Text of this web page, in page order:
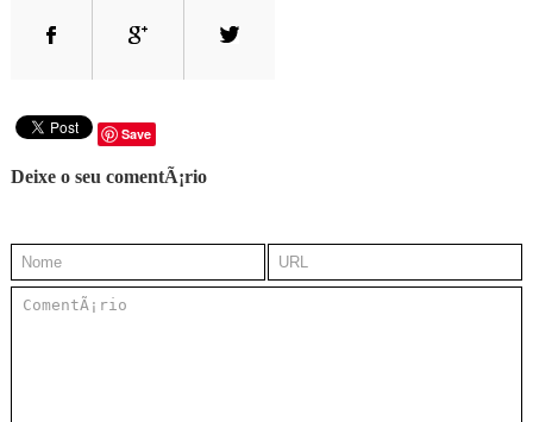
Save
Deixe o seu comentÃ¡rio